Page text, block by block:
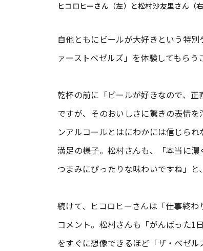
ヒコロヒーさん（左）と松村沙友里さん（右
自他ともにビールが大好きという特
ァーストベゼルズ」を体験してもらう
乾杯の前に「ビールが好きなので、
ですが、そのおいしさに驚きの表情
ンアルコールとはにわかには信じら
満足の様子。松村さんも、「本当に
つまみにぴったりな味わいですね」と
続けて、ヒコロヒーさんは「仕事終
コメント。松村さんも「がんばった1
をすぐに想像できるほど「ザ・ベゼ